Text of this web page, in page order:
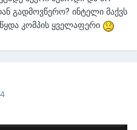
გადმოვწერო? ინტელი მაქვს
კომპის ყველაფერი